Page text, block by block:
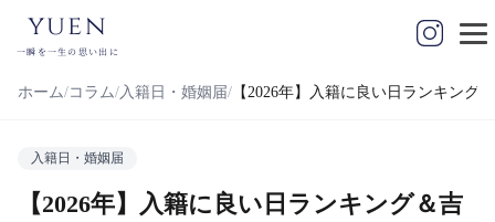
yuen
一瞬を一生の思い出に
ホーム コラム 入籍日・婚姻届 【2026年】入籍に良い日ランキン
入籍日・婚姻届
【2026年】入籍に良い日ランキング＆吉